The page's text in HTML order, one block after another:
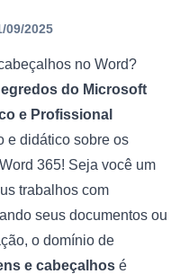
09/2025
no Word?
do Microsoft
e Profissional
e didático sobre os
365! Seja você um
trabalhos com
seus documentos ou
o domínio de
e cabeçalhos é